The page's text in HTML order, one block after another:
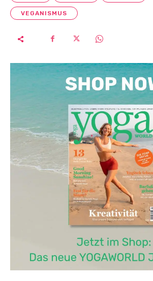
VEGANISMUS